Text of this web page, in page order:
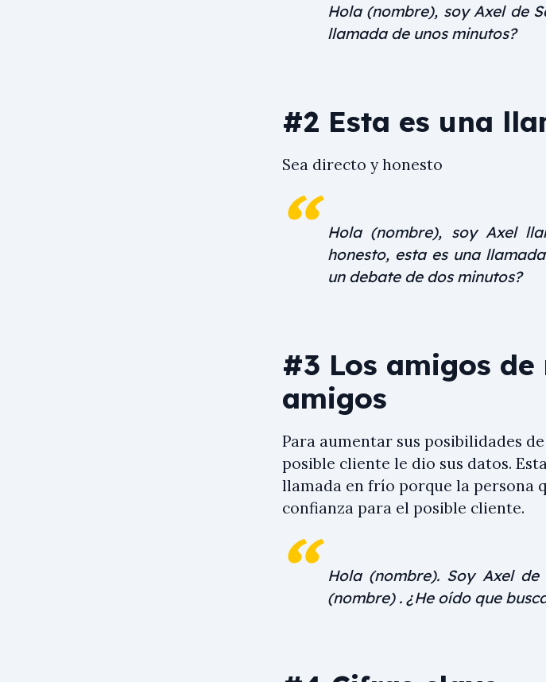
Hola (nombre), soy Axel de
llamada de unos minutos?
#2 Esta es una
Sea directo y honesto
Hola (nombre), soy Axel
honesto, esta es una
un debate de dos minutos?
#3 Los amigos
amigos
Para aumentar sus posibilidades
posible cliente le dio sus datos.
llamada en frío porque la persona
confianza para el posible cliente.
Hola (nombre). Soy Axel
(nombre) . ¿He oído que